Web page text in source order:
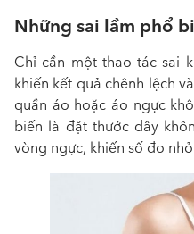
Những sai lầm phổ
Chỉ cần một thao tác sai
khiến kết quả chênh lệch
quần áo hoặc áo ngực
biến là đặt thước dây
vòng ngực, khiến số đo